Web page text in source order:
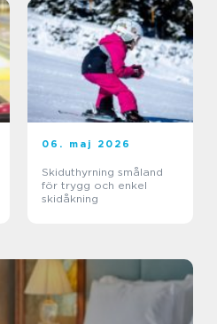
06. maj 2026
Skiduthyrning småland
för trygg och enkel
skidåkning